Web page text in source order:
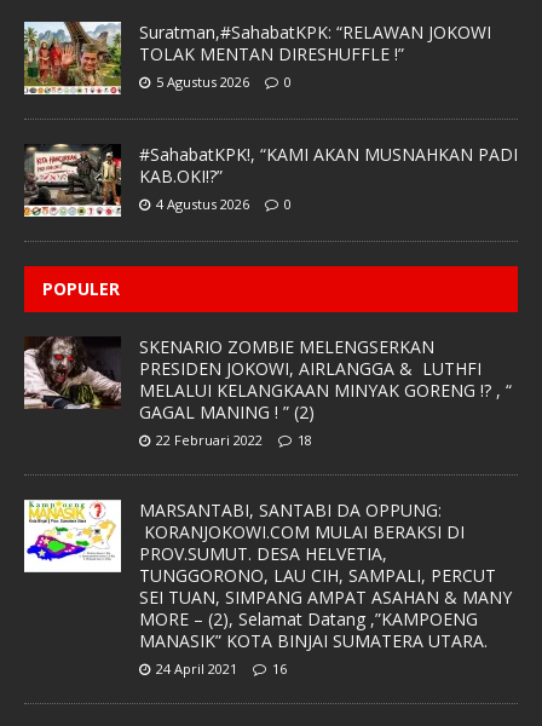
Suratman,#SahabatKPK: “RELAWAN JOKOWI
TOLAK MENTAN DIRESHUFFLE !”
5 Agustus 2026 0
#SahabatKPK!, “KAMI AKAN MUSNAHKAN PADI
KAB.OKI!?”
4 Agustus 2026 0
POPULER
SKENARIO ZOMBIE MELENGSERKAN
PRESIDEN JOKOWI, AIRLANGGA & LUTHFI
MELALUI KELANGKAAN MINYAK GORENG !? , “
GAGAL MANING ! ” (2)
22 Februari 2022 18
MARSANTABI, SANTABI DA OPPUNG:
KORANJOKOWI.COM MULAI BERAKSI DI
PROV.SUMUT. DESA HELVETIA,
TUNGGORONO, LAU CIH, SAMPALI, PERCUT
SEI TUAN, SIMPANG AMPAT ASAHAN & MANY
MORE – (2), Selamat Datang ,”KAMPOENG
MANASIK” KOTA BINJAI SUMATERA UTARA.
24 April 2021 16